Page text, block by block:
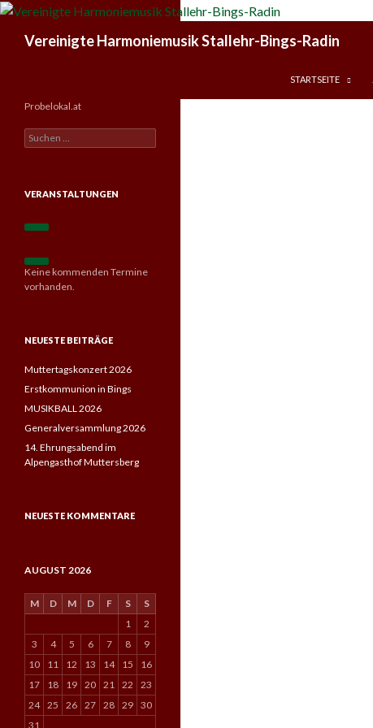
Vereinigte Harmoniemusik Stallehr-Bings-Radin
STARTSEITE
Probelokal.at
u
e
n
h
VERANSTALTUNGEN
Keine kommenden Termine
vorhanden.
NEUESTE BEITRÄGE
Muttertagskonzert 2026
Erstkommunion in Bings
MUSIKBALL 2026
Generalversammlung 2026
14. Ehrungsabend im
Alpengasthof Muttersberg
NEUESTE KOMMENTARE
AUGUST 2026
M D M D F S
S
1
2
3
4 5 6 7 8
9
10
11 12 13 14 15
16
17
18 19 20 21 22
23
24 25 26 27 28 29 30
31